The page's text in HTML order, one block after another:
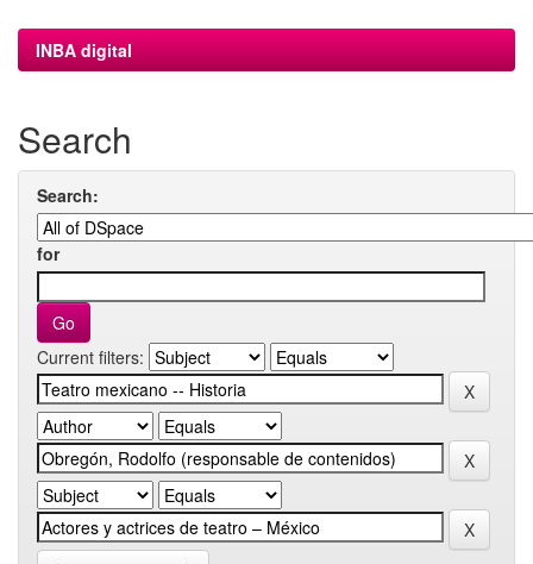
INBA digital
Search
Search:
for
Current filters: